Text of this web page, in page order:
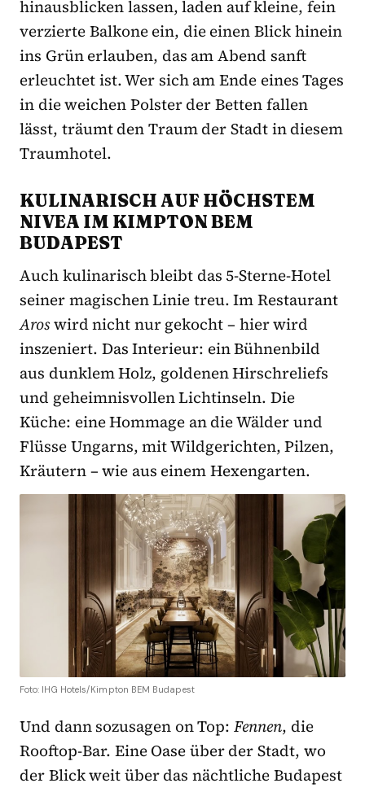
hinausblicken lassen, laden auf kleine, fein
verzierte Balkone ein, die einen Blick hinein
ins Grün erlauben, das am Abend sanft
erleuchtet ist. Wer sich am Ende eines Tages
in die weichen Polster der Betten fallen
lässt, träumt den Traum der Stadt in diesem
Traumhotel.
KULINARISCH AUF HÖCHSTEM
NIVEA IM KIMPTON BEM
BUDAPEST
Auch kulinarisch bleibt das 5-Sterne-Hotel
seiner magischen Linie treu. Im Restaurant
Aroswird nicht nur gekocht – hier wird
inszeniert. Das Interieur: ein Bühnenbild
aus dunklem Holz, goldenen Hirschreliefs
und geheimnisvollen Lichtinseln. Die
Küche: eine Hommage an die Wälder und
Flüsse Ungarns, mit Wildgerichten, Pilzen,
Kräutern – wie aus einem Hexengarten.
Foto: IHG Hotels/Kimpton BEM Budapest
Und dann sozusagen on Top:Fennen, die
Rooftop-Bar. Eine Oase über der Stadt, wo
der Blick weit über das nächtliche Budapest